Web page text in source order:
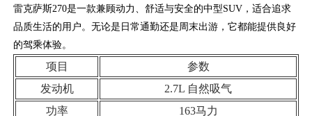
雷克萨斯270是一款兼顾动力、舒适与安全的中型SUV，适合追求
品质生活的用户。无论是日常通勤还是周末出游，它都能提供良好
的驾乘体验。
项目
参数
发动机
2.7L 自然吸气
功率
163马力